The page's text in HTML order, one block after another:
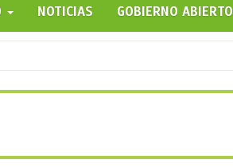
NOTICIAS GOBIERNO ABIERTO